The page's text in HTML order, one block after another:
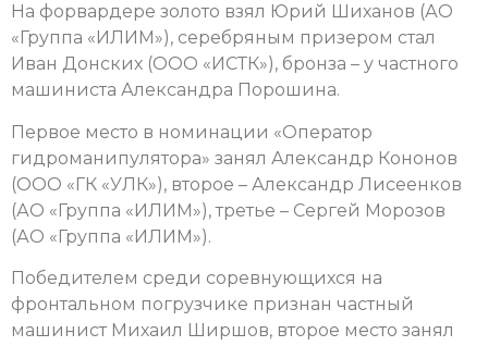
На форвардере золото взял Юрий Шиханов (АО
«Группа «ИЛИМ»), серебряным призером стал
Иван Донских (ООО «ИСТК»), бронза – у частного
машиниста Александра Порошина.
Первое место в номинации «Оператор
гидроманипулятора» занял Александр Кононов
(ООО «ГК «УЛК»), второе – Александр Лисеенков
(АО «Группа «ИЛИМ»), третье – Сергей Морозов
(АО «Группа «ИЛИМ»).
Победителем среди соревнующихся на
фронтальном погрузчике признан частный
машинист Михаил Ширшов, второе место занял